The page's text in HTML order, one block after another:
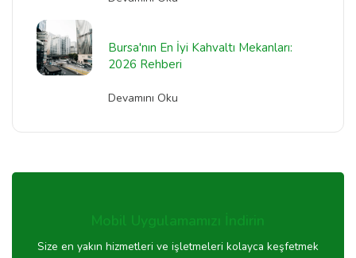
Bursa'nın En İyi Kahvaltı Mekanları:
2026 Rehberi
Devamını Oku
Mobil Uygulamamızı İndirin
Size en yakın hizmetleri ve işletmeleri kolayca keşfetmek